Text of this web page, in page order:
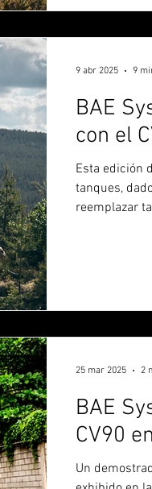
BAE
con el
Esta edición
tanques,
reemplazar
9 abr 2025 9
BAE
CV90
Un
25 mar 2025 2